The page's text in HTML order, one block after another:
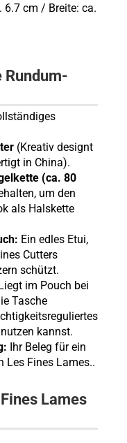
6.7 cm / Breite: ca.
Rundum-
(Kreativ designt
in China).
(ca. 80
um den
als Halskette
Ein edles Etui,
Cutters
schützt.
im Pouch bei
Tasche
kannst.
Ihr Beleg für ein
Les Fines Lames..
Lames